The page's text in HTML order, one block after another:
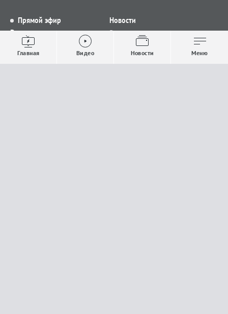
Прямой эфир
Видео
Выпуски новостей
Проекты
Новости
Все новости
Общество
Строительство и ЖКХ
Главная Видео Новости Меню